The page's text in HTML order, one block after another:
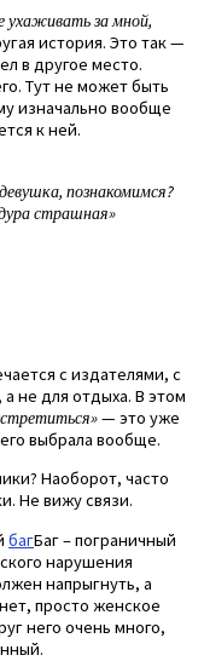
ухаживать за мной,
история. Это так —
в другое место.
Тут не может быть
изначально вообще
к ней.
познакомимся?
страшная»
с издателями, с
не для отдыха. В этом
— это уже
выбрала вообще.
Наоборот, часто
Не вижу связи.
багБаг – пограничный
нарушения
напрыгнуть, а
просто женское
него очень много,